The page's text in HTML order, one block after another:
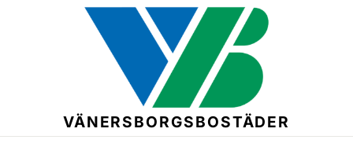
VÄNERSBORGSBOSTÄDER